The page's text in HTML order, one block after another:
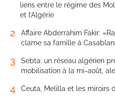
liens entre le régime des
et l’Algérie
2
Affaire Abderrahim Fakir:
clame sa famille à
3
Sebta: un réseau algérien
mobilisation à la mi-août,
4 Ceuta, Melilla et les miroirs